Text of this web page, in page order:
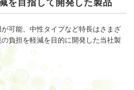
を目指して開発した製品
可能、中性タイプなど特長はさまざ
負担を軽減を目的に開発した当社製